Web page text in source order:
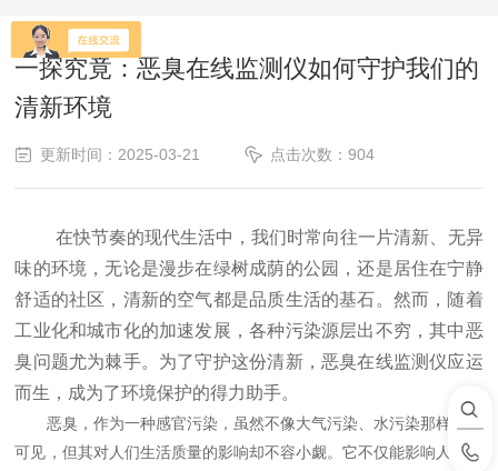
一探究竟：恶臭在线监测仪如何守护我们的
清新环境
更新时间：2025-03-21 点击次数：904
在快节奏的现代生活中，我们时常向往一片清新、无异
味的环境，无论是漫步在绿树成荫的公园，还是居住在宁静
舒适的社区，清新的空气都是品质生活的基石。然而，随着
工业化和城市化的加速发展，各种污染源层出不穷，其中恶
臭问题尤为棘手。为了守护这份清新，恶臭在线监测仪应运
而生，成为了环境保护的得力助手。
恶臭，作为一种感官污染，虽然不像大气污染、水污染那样直观
可见，但其对人们生活质量的影响却不容小觑。它不仅能影响人们的